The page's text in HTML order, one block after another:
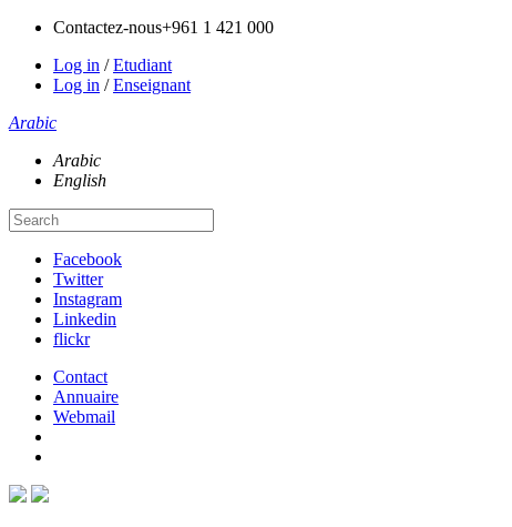
Contactez-nous+961 1 421 000
Log in /Etudiant
Log in /Enseignant
Arabic
Arabic
English
Facebook
Twitter
Instagram
Linkedin
flickr
Contact
Annuaire
Webmail